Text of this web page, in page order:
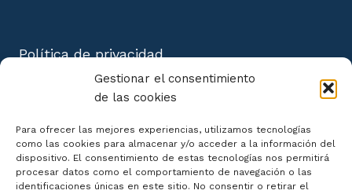
Gestionar el consentimiento
de las cookies
Para ofrecer las mejores experiencias, utilizamos tecnologías
como las cookies para almacenar y/o acceder a la información del
dispositivo. El consentimiento de estas tecnologías nos permitirá
procesar datos como el comportamiento de navegación o las
identificaciones únicas en este sitio. No consentir o retirar el
Política de privacidad
Aviso Legal
Política de cookies